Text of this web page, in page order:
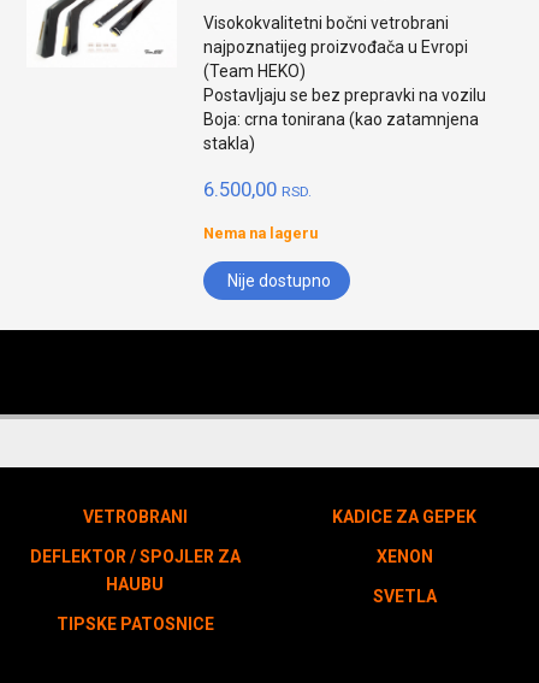
Visokokvalitetni bočni vetrobrani
najpoznatijeg proizvođača u Evropi
(Team HEKO)
Postavljaju se bez prepravki na vozilu
Boja: crna tonirana (kao zatamnjena
stakla)
6.500,00 RSD.
Nema na lageru
Nije dostupno
VETROBRANI
DEFLEKTOR / SPOJLER ZA
HAUBU
TIPSKE PATOSNICE
KADICE ZA GEPEK
XENON
SVETLA